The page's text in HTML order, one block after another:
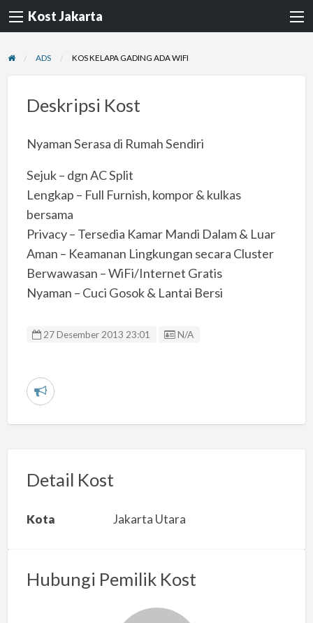
Kost Jakarta
ADS KOS KELAPA GADING ADA WIFI
Deskripsi Kost
Nyaman Serasa di Rumah Sendiri
Sejuk – dgn AC Split
Lengkap – Full Furnish, kompor & kulkas
bersama
Privacy – Tersedia Kamar Mandi Dalam & Luar
Aman – Keamanan Lingkungan secara Cluster
Berwawasan – WiFi/Internet Gratis
Nyaman – Cuci Gosok & Lantai Bersi
27 Desember 2013 23:01 Listing ID
N/A
L
r
a
s
Detail Kost
Kota Jakarta Utara
Hubungi Pemilik Kost